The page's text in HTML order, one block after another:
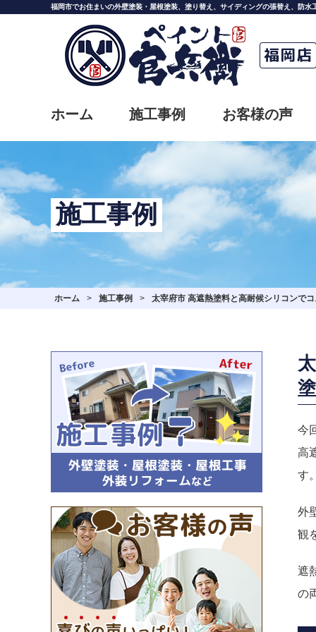
to
福岡市でお住まいの外壁塗装・屋根塗装、塗り替え、サイディングの張替え、防
ホーム 施工事例 お客様の声
施工事例
ホーム > 施工事例 > 太宰府市 高遮熱塗料と高耐候シリコンで
今
高
す
外
観
遮
の